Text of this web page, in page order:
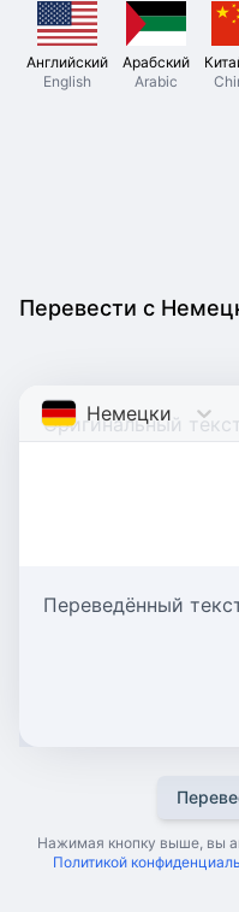
Английский
English
Арабский
Arabic
Перевести с
Немецкий
Переведённый
Нажимая кнопку выше, вы
Политикой